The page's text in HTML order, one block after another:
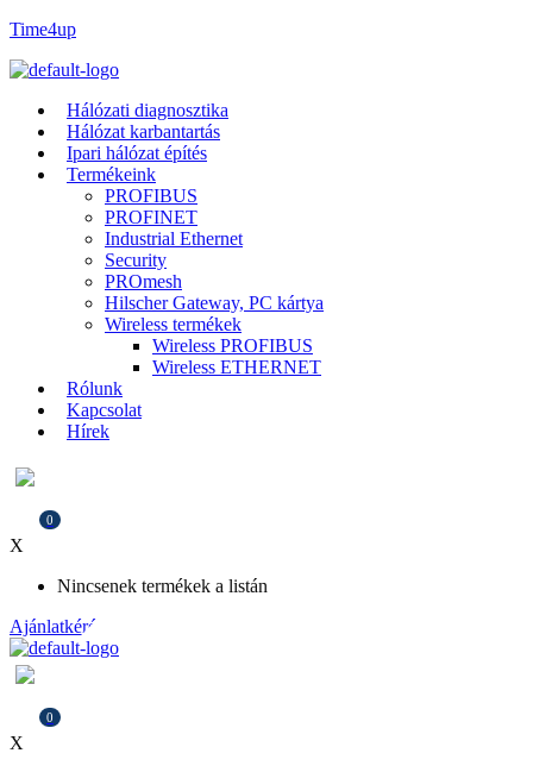
Time4up
Hálózati diagnosztika
Hálózat karbantartás
Ipari hálózat építés
Termékeink
PROFIBUS
PROFINET
Industrial Ethernet
Security
PROmesh
Hilscher Gateway, PC kártya
Wireless termékek
Wireless PROFIBUS
Wireless ETHERNET
Rólunk
Kapcsolat
Hírek
0
X
Nincsenek termékek a listán
Ajánlatkérés
0
X